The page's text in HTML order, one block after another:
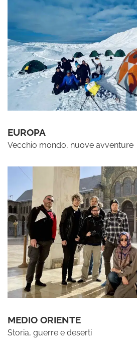
EUROPA
Vecchio mondo, nuove avventure
MEDIO ORIENTE
Storia, guerre e deserti